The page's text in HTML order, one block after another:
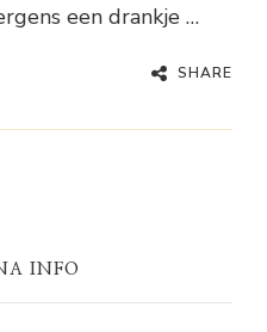
een drankje …
SHARE
INFO